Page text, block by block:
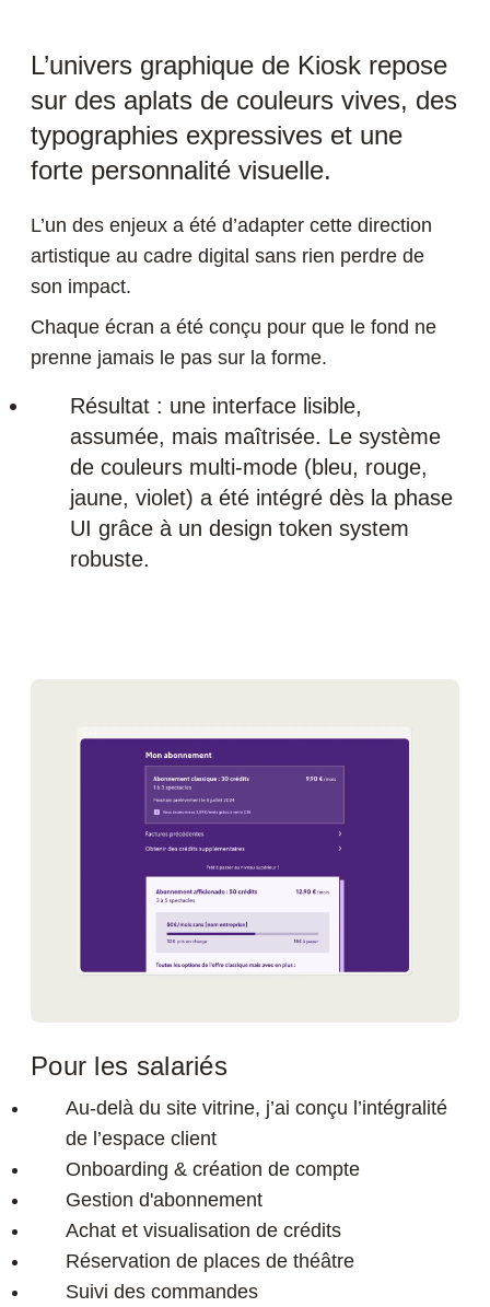
L’univers graphique de Kiosk repose
sur des aplats de couleurs vives, des
typographies expressives et une
forte personnalité visuelle.
L’un des enjeux a été d’adapter cette direction
artistique au cadre digital sans rien perdre de
son impact.
Chaque écran a été conçu pour que le fond ne
prenne jamais le pas sur la forme.
Résultat : une interface lisible,
assumée, mais maîtrisée. Le système
de couleurs multi-mode (bleu, rouge,
jaune, violet) a été intégré dès la phase
UI grâce à un design token system
robuste.
Pour les salariés
Au-delà du site vitrine, j’ai conçu l’intégralité
de l’espace client
Onboarding & création de compte
Gestion d'abonnement
Achat et visualisation de crédits
Réservation de places de théâtre
Suivi des commandes